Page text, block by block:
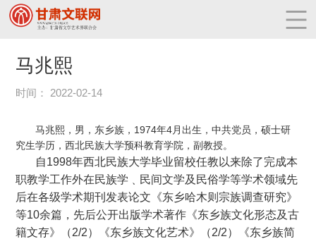
马兆熙
时间： 2022-02-14
马兆熙，男，东乡族，1974年4月出生，中共党员，硕士研
究生学历，西北民族大学预科教育学院，副教授。
自1998年西北民族大学毕业留校任教以来除了完成本
职教学工作外在民族学﹑民间文学及民俗学等学术领域先
后在各级学术期刊发表论文《东乡哈木则宗族调查研究》
等10余篇，先后公开出版学术著作《东乡族文化形态及古
籍文存》（2/2）《东乡族文化艺术》（2/2）《东乡族简